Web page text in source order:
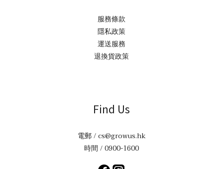
服務條款
隱私政策
運送服務
退換貨政策
Find Us
電郵 / cs@growus.hk
時間 / 0900-1600